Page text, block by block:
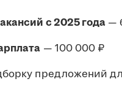
с 2025 года —
— 100 000 ₽
предложений